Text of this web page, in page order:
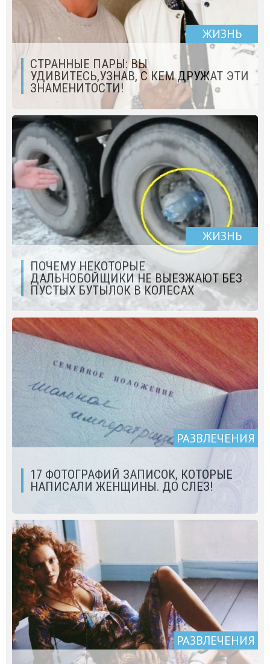
ЖИЗНЬ
СТРАННЫЕ ПАРЫ: ВЫ
УДИВИТЕСЬ,УЗНАВ, С КЕМ ДРУЖАТ ЭТИ
ЗНАМЕНИТОСТИ!
ЖИЗНЬ
ПОЧЕМУ НЕКОТОРЫЕ
ДАЛЬНОБОЙЩИКИ НЕ ВЫЕЗЖАЮТ БЕЗ
ПУСТЫХ БУТЫЛОК В КОЛЕСАХ
РАЗВЛЕЧЕНИЯ
17 ФОТОГРАФИЙ ЗАПИСОК, КОТОРЫЕ
НАПИСАЛИ ЖЕНЩИНЫ. ДО СЛЕЗ!
РАЗВЛЕЧЕНИЯ